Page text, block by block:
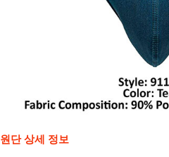
원단 상세 정보